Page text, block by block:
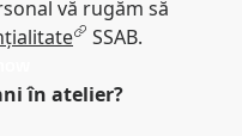
vă rugăm să
SSAB.
în atelier?